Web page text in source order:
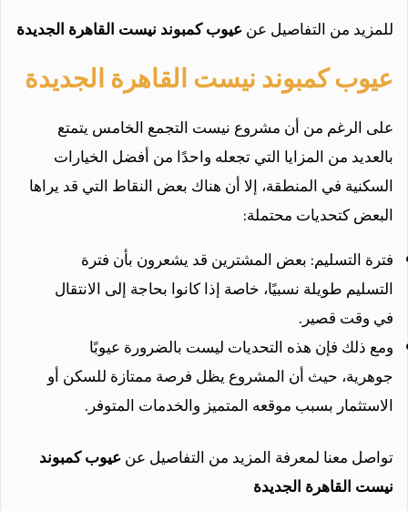
للمزيد من التفاصيل عنعيوب كمبوند نيست القاهرة الجديدة
عيوب كمبوند نيست القاهرة الجديدة
على الرغم من أن مشروع نيست التجمع الخامس يتمتع
بالعديد من المزايا التي تجعله واحدًا من أفضل الخيارات
السكنية في المنطقة، إلا أن هناك بعض النقاط التي قد يراها
البعض كتحديات محتملة:
فترة التسليم: بعض المشترين قد يشعرون بأن فترة
التسليم طويلة نسبيًا، خاصة إذا كانوا بحاجة إلى الانتقال
في وقت قصير.
ومع ذلك فإن هذه التحديات ليست بالضرورة عيوبًا
جوهرية، حيث أن المشروع يظل فرصة ممتازة للسكن أو
الاستثمار بسبب موقعه المتميز والخدمات المتوفر.
تواصل معنا لمعرفة المزيد من التفاصيل عنعيوب كمبوند
نيست القاهرة الجديدة